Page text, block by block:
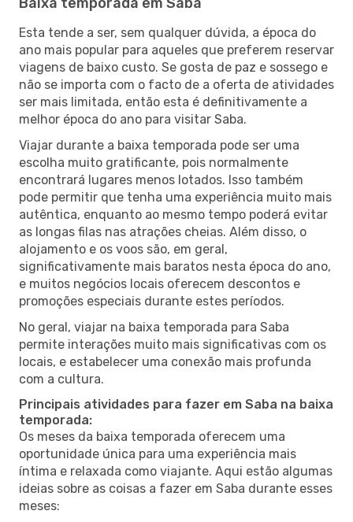
Esta tende a ser, sem qualquer dúvida, a época do
ano mais popular para aqueles que preferem reservar
viagens de baixo custo. Se gosta de paz e sossego e
não se importa com o facto de a oferta de atividades
ser mais limitada, então esta é definitivamente a
melhor época do ano para visitar Saba.
Viajar durante a baixa temporada pode ser uma
escolha muito gratificante, pois normalmente
encontrará lugares menos lotados. Isso também
pode permitir que tenha uma experiência muito mais
autêntica, enquanto ao mesmo tempo poderá evitar
as longas filas nas atrações cheias. Além disso, o
alojamento e os voos são, em geral,
significativamente mais baratos nesta época do ano,
e muitos negócios locais oferecem descontos e
promoções especiais durante estes períodos.
No geral, viajar na baixa temporada para Saba
permite interações muito mais significativas com os
locais, e estabelecer uma conexão mais profunda
com a cultura.
Principais atividades para fazer em Saba na baixa
temporada:
Os meses da baixa temporada oferecem uma
oportunidade única para uma experiência mais
íntima e relaxada como viajante. Aqui estão algumas
ideias sobre as coisas a fazer em Saba durante esses
meses: